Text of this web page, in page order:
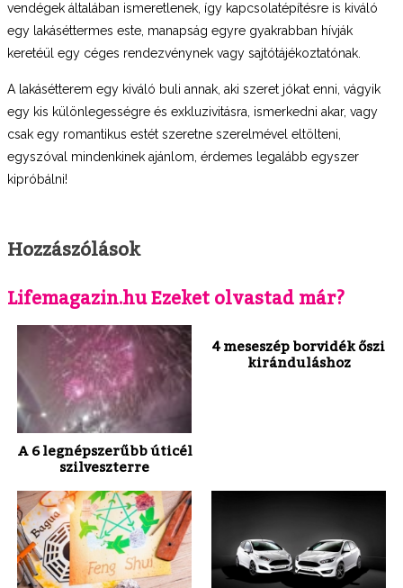
vendégek általában ismeretlenek, így kapcsolatépítésre is kiváló
egy lakáséttermes este, manapság egyre gyakrabban hívják
keretéül egy céges rendezvénynek vagy sajtótájékoztatónak.
A lakásétterem egy kiváló buli annak, aki szeret jókat enni, vágyik
egy kis különlegességre és exkluzivitásra, ismerkedni akar, vagy
csak egy romantikus estét szeretne szerelmével eltölteni,
egyszóval mindenkinek ajánlom, érdemes legalább egyszer
kipróbálni!
Hozzászólások
Lifemagazin.hu Ezeket olvastad már?
A 6 legnépszerűbb úticél
szilveszterre
4 meseszép borvidék őszi
kiránduláshoz